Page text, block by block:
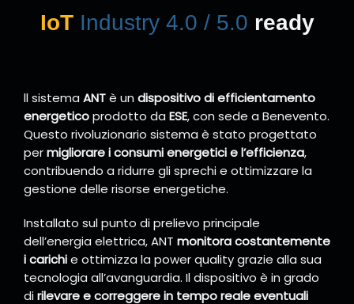
IoT Industry 4.0 / 5.0 ready
ll sistema ANTè un dispositivo di efficientamento
energeticoprodotto da ESE, con sede a Benevento.
Questo rivoluzionario sistema è stato progettato
permigliorare i consumi energetici e l’efficienza,
contribuendo a ridurre gli sprechi e ottimizzare la
gestione delle risorse energetiche.
Installato sul punto di prelievo principale
dell’energia elettrica, ANT monitora costantemente
i carichie ottimizza la power quality grazie alla sua
tecnologia all’avanguardia. Il dispositivo è in grado
dirilevare e correggere in tempo reale eventuali